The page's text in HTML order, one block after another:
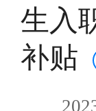
生入
补贴